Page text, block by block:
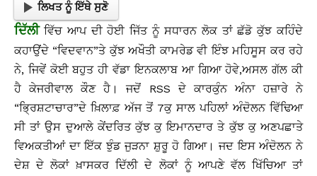
ਲਿਖਤ ਨੂੰ ਇੱਥੇ ਸੁਣੋ
ਦਿੱਲੀਵਿੱਚ ਆਪ ਦੀ ਹੋਈ ਜਿੱਤ ਨੂੰ ਸਧਾਰਨ ਲੋਕ ਤਾਂ ਛੱਡੋ ਕੁੱਝ ਕਹਿੰਦੇ
ਕਹਾਉਂਦੇ “ਵਿਦਵਾਨ”ਤੇ ਕੁੱਝ ਅਖੌਤੀ ਕਾਮਰੇਡ ਵੀ ਇੰਝ ਮਹਿਸੂਸ ਕਰ ਰਹੇ
ਨੇ, ਜਿਵੇਂ ਕੋਈ ਬਹੁਤ ਹੀ ਵੱਡਾ ਇਨਕਲਾਬ ਆ ਗਿਆ ਹੋਵੇ,ਅਸਲ ਗੱਲ ਕੀ
ਹੈ ਕੇਜਰੀਵਾਲ ਕੌਣ ਹੈ। ਜਦੋਂ RSS ਦੇ ਕਾਰਕੁੰਨ ਅੰਨਾ ਹਜ਼ਾਰੇ ਨੇ
“ਭ੍ਰਿਸ਼ਟਾਚਾਰ”ਦੇ ਖ਼ਿਲਾਫ਼ ਅੱਜ ਤੋਂ 7ਕੁ ਸਾਲ ਪਹਿਲਾਂ ਅੰਦੋਲਨ ਵਿੱਢਿਆ
ਸੀ ਤਾਂ ਉਸ ਦੁਆਲੇ ਕੇਂਦਰਿਤ ਕੁੱਝ ਕੁ ਇਮਾਨਦਾਰ ਤੇ ਕੁੱਝ ਕੁ ਅਣਪਛਾਤੇ
ਵਿਅਕਤੀਆਂ ਦਾ ਇੱਕ ਝੁੰਡ ਜੁੜਨਾ ਸ਼ੁਰੂ ਹੋ ਗਿਆ। ਜਦ ਇਸ ਅੰਦੋਲਨ ਨੇ
ਦੇਸ਼ ਦੇ ਲੋਕਾਂ ਖ਼ਾਸਕਰ ਦਿੱਲੀ ਦੇ ਲੋਕਾਂ ਨੂੰ ਆਪਣੇ ਵੱਲ ਖਿੱਚਿਆ ਤਾਂ